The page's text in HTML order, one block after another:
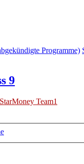
Programme)
9
StarMoney Team1